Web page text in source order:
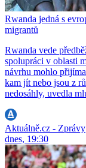
Rwanda jedná s
migrantů
Rwanda vede
spolupráci v oblasti
návrhu mohlo
kam jít nebo jsou z
nedosáhly, uvedla
Aktuálně.cz - Zprávy
dnes, 19:30